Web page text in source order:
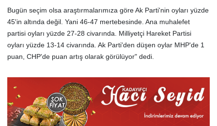
Bugün seçim olsa araştırmalarımıza göre Ak Parti'nin oyları yüzde
45'in altında değil. Yani 46-47 mertebesinde. Ana muhalefet
partisi oyları yüzde 27-28 civarında. Milliyetçi Hareket Partisi
oyları yüzde 13-14 civarında. Ak Parti'den düşen oylar MHP'de 1
puan, CHP'de puan artış olarak görülüyor" dedi.